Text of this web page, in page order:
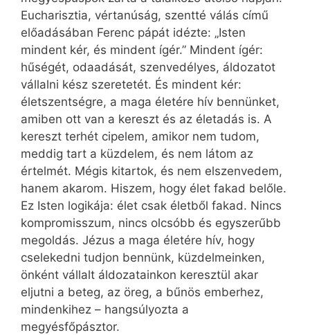
Eucharisztia, vértanúság, szentté válás című
előadásában Ferenc pápát idézte: „Isten
mindent kér, és mindent ígér.” Mindent ígér:
hűségét, odaadását, szenvedélyes, áldozatot
vállalni kész szeretetét. És mindent kér:
életszentségre, a maga életére hív bennünket,
amiben ott van a kereszt és az életadás is. A
kereszt terhét cipelem, amikor nem tudom,
meddig tart a küzdelem, és nem látom az
értelmét. Mégis kitartok, és nem elszenvedem,
hanem akarom. Hiszem, hogy élet fakad belőle.
Ez Isten logikája: élet csak életből fakad. Nincs
kompromisszum, nincs olcsóbb és egyszerűbb
megoldás. Jézus a maga életére hív, hogy
cselekedni tudjon bennünk, küzdelmeinken,
önként vállalt áldozatainkon keresztül akar
eljutni a beteg, az öreg, a bűnös emberhez,
mindenkihez – hangsúlyozta a
megyésfőpásztor.